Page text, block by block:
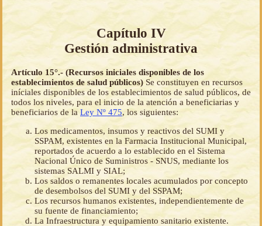
Capítulo IV
Gestión administrativa
Artículo 15°.- (Recursos iniciales disponibles de los
establecimientos de salud públicos) Se constituyen en recursos
iníciales disponibles de los establecimientos de salud públicos, de
todos los niveles, para el inicio de la atención a beneficiarias y
beneficiarios de la Ley Nº 475, los siguientes:
Los medicamentos, insumos y reactivos del SUMI y
SSPAM, existentes en la Farmacia Institucional Municipal,
reportados de acuerdo a lo establecido en el Sistema
Nacional Único de Suministros - SNUS, mediante los
sistemas SALMI y SIAL;
Los saldos o remanentes locales acumulados por concepto
de desembolsos del SUMI y del SSPAM;
Los recursos humanos existentes, independientemente de
su fuente de financiamiento;
La Infraestructura y equipamiento sanitario existente.